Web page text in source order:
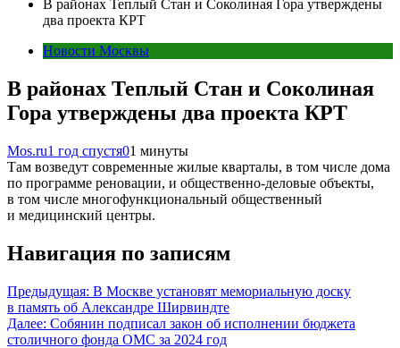
В районах Теплый Стан и Соколиная Гора утверждены
два проекта КРТ
Новости Москвы
В районах Теплый Стан и Соколиная
Гора утверждены два проекта КРТ
Mos.ru1 год спустя01 минуты
Там возведут современные жилые кварталы, в том числе дома
по программе реновации, и общественно-деловые объекты,
в том числе многофункциональный общественный
и медицинский центры.
Навигация по записям
Предыдущая: В Москве установят мемориальную доску
в память об Александре Ширвиндте
Далее: Собянин подписал закон об исполнении бюджета
столичного фонда ОМС за 2024 год